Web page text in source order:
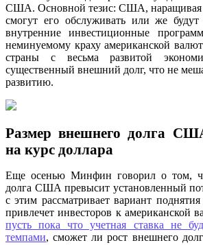
США. Основной тезис: США, наращивая
смогут его обслуживать или же
внутренние инвестиционные
неминуемому краху американской
страны с весьма развитой
существенный внешний долг, что не
развитию.
Размер внешнего долга
на курс доллара
Еще осенью Минфин говорил о том,
долга США превысит установленный
с этим рассматривает вариант
привлечет инвесторов к американской
пусть пока что учетная ставка не
темпами, сможет ли рост внешнего